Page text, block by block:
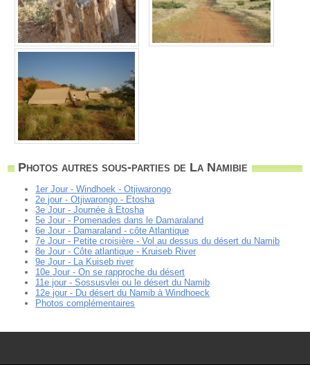
Photos autres sous-parties de La Namibie
1er Jour - Windhoek - Otjiwarongo
2e jour - Otjiwarongo - Etosha
3e Jour - Journée à Etosha
5e Jour - Pomenades dans le Damaraland
6e Jour - Damaraland - côte Atlantique
7e Jour - Petite croisière - Vol au dessus du désert du Namib
8e Jour - Côte atlantique - Kruiseb River
9e Jour - La Kuiseb river
10e Jour - On se rapproche du désert
11e jour - Sossusvlei ou le désert du Namib
12e jour - Du désert du Namib à Windhoeck
Photos complémentaires